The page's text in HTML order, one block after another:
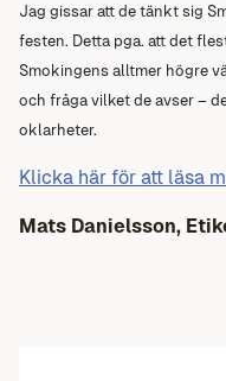
Jag gissar att de tänkt sig
festen. Detta pga. att det
Smokingens alltmer högre
och fråga vilket de avser –
oklarheter.
Klicka här för att läsa
Mats Danielsson,